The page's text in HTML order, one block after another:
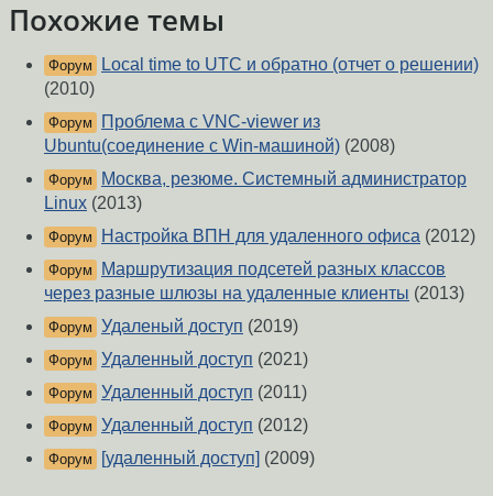
Похожие темы
Форум
Local time to UTC и обратно (отчет о решении)
(2010)
Форум
Проблема с VNC-viewer из
Ubuntu(соединение с Win-машиной) (2008)
Форум
Москва, резюме. Системный администратор
Linux (2013)
Форум Настройка ВПН для удаленного офиса (2012)
Форум
Маршрутизация подсетей разных классов
через разные шлюзы на удаленные клиенты (2013)
Форум Удаленый доступ (2019)
Форум Удаленный доступ (2021)
Форум Удаленный доступ (2011)
Форум Удаленный доступ (2012)
Форум [удаленный доступ] (2009)